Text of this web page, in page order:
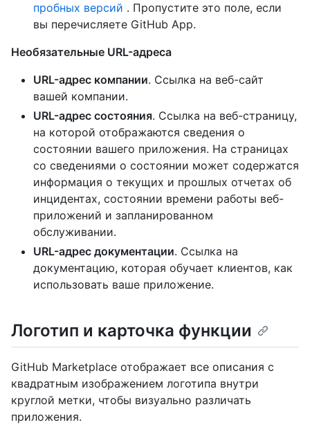
пробных версий . Пропустите это поле, если
вы перечисляете GitHub App.
Необязательные URL-адреса
URL-адрес компании. Ссылка на веб-сайт
вашей компании.
URL-адрес состояния. Ссылка на веб-страницу,
на которой отображаются сведения о
состоянии вашего приложения. На страницах
со сведениями о состоянии может содержатся
информация о текущих и прошлых отчетах об
инцидентах, состоянии времени работы веб-
приложений и запланированном
обслуживании.
URL-адрес документации. Ссылка на
документацию, которая обучает клиентов, как
использовать ваше приложение.
Логотип и карточка функции
GitHub Marketplace отображает все описания с
квадратным изображением логотипа внутри
круглой метки, чтобы визуально различать
приложения.